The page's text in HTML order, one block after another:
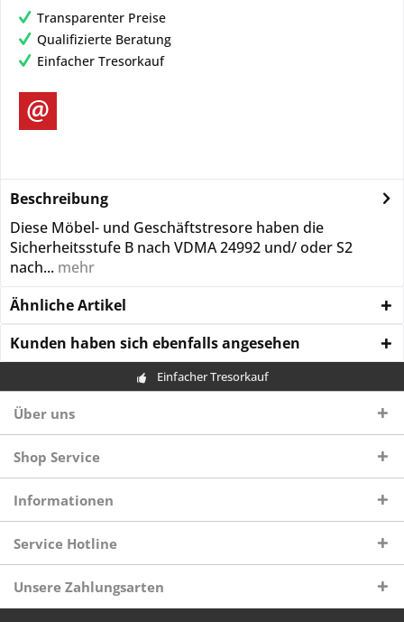
Transparenter Preise
Qualifizierte Beratung
Einfacher Tresorkauf
Beschreibung
Diese Möbel- und Geschäftstresore haben die
Sicherheitsstufe B nach VDMA 24992 und/ oder S2
nach... mehr
Ähnliche Artikel
Kunden haben sich ebenfalls angesehen
Einfacher Tresorkauf
Über uns
Shop Service
Informationen
Service Hotline
Unsere Zahlungsarten